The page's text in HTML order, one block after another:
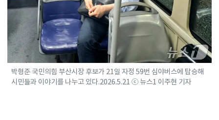
박형준 국민의힘 부산시장 후보가 21일 자정 59번 심야버스에 탑승해
시민들과 이야기를 나누고 있다.2026.5.21 ⓒ 뉴스1 이주현 기자